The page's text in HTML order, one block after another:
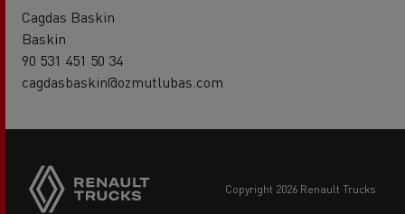
Cagdas Baskin
Baskin
90 531 451 50 34
cagdasbaskin@ozmutlubas.com
copyright 2026 Renault Trucks